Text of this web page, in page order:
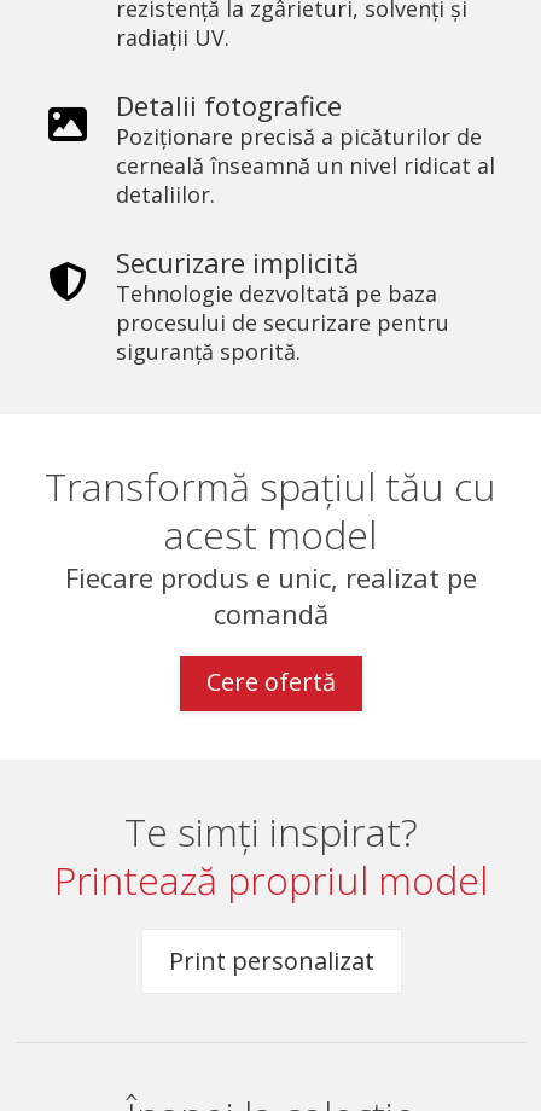
rezistență la zgârieturi, solvenți și
radiații UV.
Detalii fotografice
Poziționare precisă a picăturilor de
cerneală înseamnă un nivel ridicat al
detaliilor.
Securizare implicită
Tehnologie dezvoltată pe baza
procesului de securizare pentru
siguranță sporită.
Transformă spațiul tău cu
acest model
Fiecare produs e unic, realizat pe
comandă
Cere ofertă
Te simți inspirat?
Printează propriul model
Print personalizat